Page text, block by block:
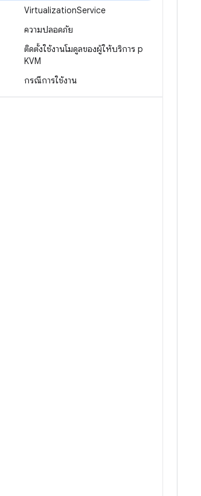
VirtualizationService
ความปลอดภัย
ติดตั้งใช้งานโมดูลของผู้ให้บริการ p
KVM
กรณีการใช้งาน